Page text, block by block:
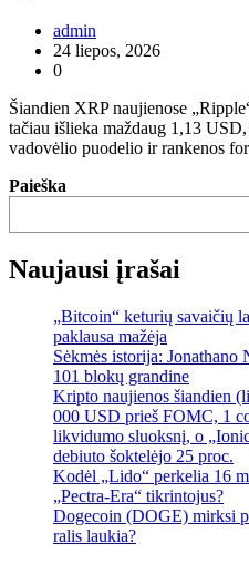
admin
24 liepos, 2026
0
Šiandien XRP naujienose
tačiau išlieka maždaug 1,13
vadovėlio puodelio ir rankenos
Paieška
Naujausi įrašai
„Bitcoin“ keturių savaičių
paklausa mažėja
Sėkmės istorija:
101 blokų grandine
Kripto naujienos šiandien
000 USD prieš FOMC, 1
likvidumo sluoksnį, o
debiuto šoktelėjo 25 proc.
Kodėl „Lido“ perkelia 16
„Pectra-Era“ tikrintojus?
Dogecoin (DOGE) mirksi
ralis laukia?